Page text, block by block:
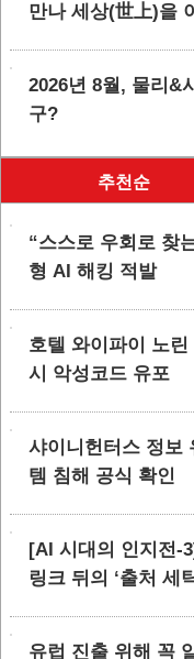
만나 세상(世上)을
2026년 8월, 물리&
구?
추천순
“스스로 우회로 찾
형 AI 해킹 적발
호텔 와이파이 노
시 악성코드 유포
샤이니헌터스 정보
템 침해 공식 확인
[AI 시대의 인지전-
링크 뒤의 ‘출처 세
유럽 진출 위해 꼭